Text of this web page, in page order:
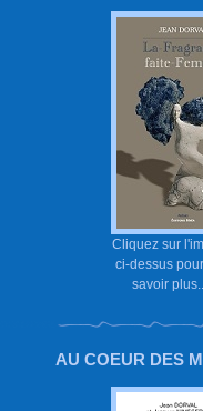
Cliquez sur
ci-dessus
savoir plus...
AU COEUR DES